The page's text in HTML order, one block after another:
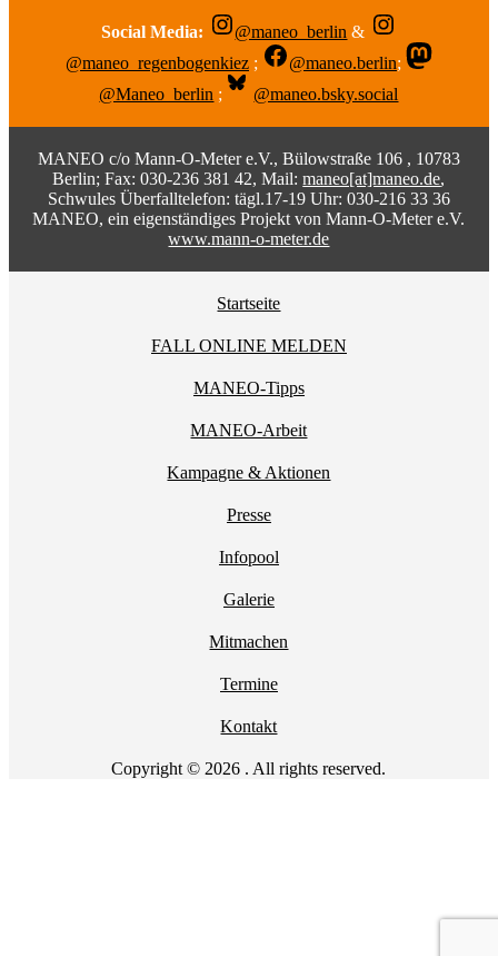
Social Media: @maneo_berlin &
@maneo_regenbogenkiez ; @maneo.berlin;
@Maneo_berlin ; @maneo.bsky.social
MANEO c/o Mann-O-Meter e.V., Bülowstraße 106 , 10783
Berlin; Fax: 030-236 381 42, Mail:maneo[at]maneo.de,
Schwules Überfalltelefon: tägl.17-19 Uhr: 030-216 33 36
MANEO, ein eigenständiges Projekt von Mann-O-Meter e.V.
www.mann-o-meter.de
Startseite
FALL ONLINE MELDEN
MANEO-Tipps
MANEO-Arbeit
Kampagne & Aktionen
Presse
Infopool
Galerie
Mitmachen
Termine
Kontakt
Copyright © 2026 . All rights reserved.